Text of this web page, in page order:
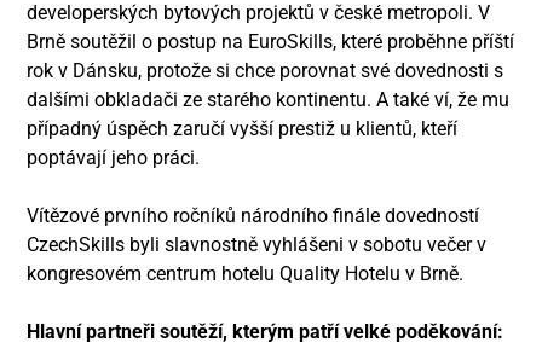
developerských bytových projektů v české metropoli. V
Brně soutěžil o postup na EuroSkills, které proběhne příští
rok v Dánsku, protože si chce porovnat své dovednosti s
dalšími obkladači ze starého kontinentu. A také ví, že mu
případný úspěch zaručí vyšší prestiž u klientů, kteří
poptávají jeho práci.
Vítězové prvního ročníků národního finále dovedností
CzechSkills byli slavnostně vyhlášeni v sobotu večer v
kongresovém centrum hotelu Quality Hotelu v Brně.
Hlavní partneři soutěží, kterým patří velké poděkování: